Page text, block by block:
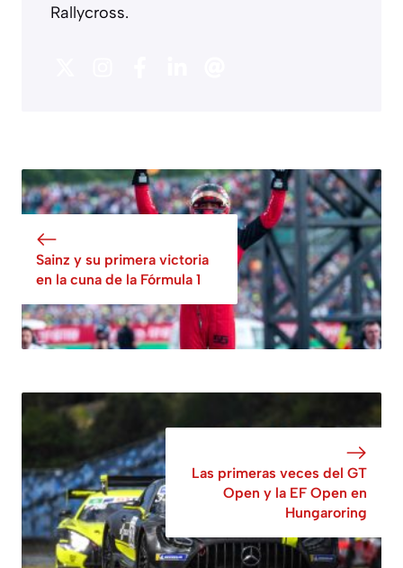
Rallycross.
Sainz y su primera victoria
en la cuna de la Fórmula 1
Las primeras veces del GT
Open y la EF Open en
Hungaroring